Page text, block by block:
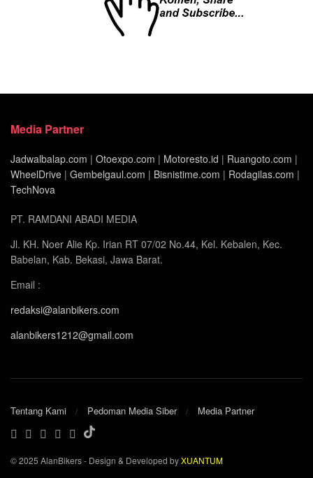
Media Partner
Jadwalbalap.com | Otoexpo.com | Motoresto.id | Ruangoto.com |
WheelDrive | Gembelgaul.com | Bisnistime.com | Rodagilas.com |
TechNova
PT. RAMDANI ABADI MEDIA
Jl. KH. Noer Alie Kp. Irian RT 07/02 No.44, Kel. Kebalen, Kec.
Babelan, Kab. Bekasi, Jawa Barat.
Email :
redaksi@alanbikers.com
alanbikers1212@gmail.com
Tentang Kami Pedoman Media Siber Media Partner
© 2025 AlanBikers - Design & Developed byXUANTUM